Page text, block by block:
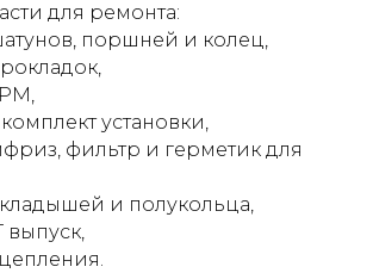
для ремонта:
поршней и колец,
установки,
фильтр и герметик для
и полукольца,
выпуск,